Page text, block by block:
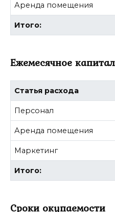
Аренда помещения
Итого:
Ежемесячное
Статья расхода
Персонал
Аренда помещения
Маркетинг
Итого:
Сроки окупаемости